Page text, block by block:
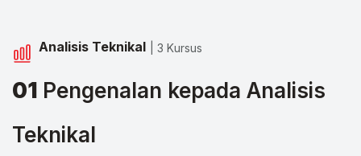
Analisis Teknikal | 3 Kursus
01 Pengenalan kepada Analisis
Teknikal